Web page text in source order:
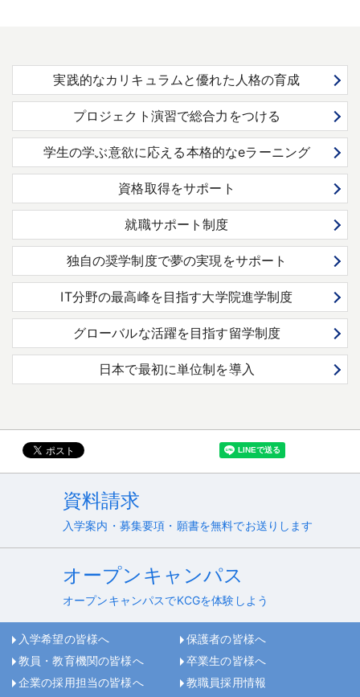
実践的なカリキュラムと優れた人格の育成
プロジェクト演習で総合力をつける
学生の学ぶ意欲に応える本格的なeラーニング
資格取得をサポート
就職サポート制度
独自の奨学制度で夢の実現をサポート
IT分野の最高峰を目指す大学院進学制度
グローバルな活躍を目指す留学制度
日本で最初に単位制を導入
資料請求
入学案内・募集要項・願書を無料でお送りします
オープンキャンパス
オープンキャンパスでKCGを体験しよう
入学希望の皆様へ
保護者の皆様へ
教員・教育機関の皆様へ
卒業生の皆様へ
企業の採用担当の皆様へ
教職員採用情報